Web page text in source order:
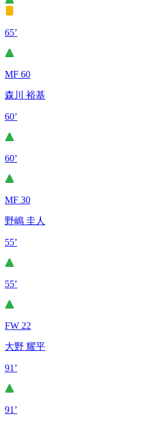
65’
MF 60
森川 裕基
60’
60’
MF 30
野嶋 圭人
55’
55’
FW 22
大野 耀平
91’
91’